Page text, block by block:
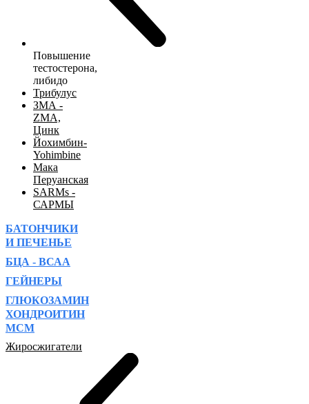
Повышение
тестостерона,
либидо
Трибулус
ЗМА -
ZMA,
Цинк
Йохимбин-
Yohimbine
Мака
Перуанская
SARMs -
САРМЫ
БАТОНЧИКИ
И ПЕЧЕНЬЕ
БЦА - ВСАА
ГЕЙНЕРЫ
ГЛЮКОЗАМИН
ХОНДРОИТИН
МСМ
Жиросжигатели